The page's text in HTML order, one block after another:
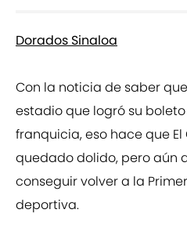
Dorados Sinaloa
Con la noticia de saber
estadio que logró su
franquicia, eso hace que El
quedado dolido, pero aún
conseguir volver a la
deportiva.